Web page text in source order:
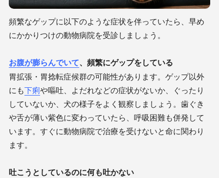
頻繁なゲップに以下のような症状を伴っていたら、早め
にかかりつけの動物病院を受診しましょう。
お腹が膨らんでいて、頻繁にゲップをしている
胃拡張・胃捻転症候群の可能性があります。ゲップ以外
にも下痢や嘔吐、よだれなどの症状がないか、ぐったり
していないか、犬の様子をよく観察しましょう。歯ぐき
や舌が薄い紫色に変わっていたら、呼吸困難も併発して
います。すぐに動物病院で治療を受けないと命に関わり
ます。
吐こうとしているのに何も吐かない